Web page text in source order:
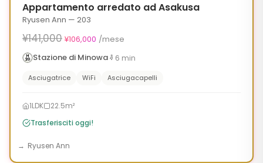
Appartamento arredato ad Asakusa
Ryusen Ann — 203
¥141,000 ¥106,000 /mese
Stazione di Minowa
6 min
Asciugatrice WiFi Asciugacapelli
1LDK
22.5m²
Trasferisciti oggi!
Ryusen Ann